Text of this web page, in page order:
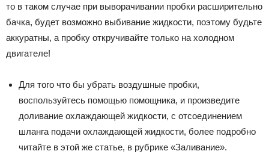
то в таком случае при выворачивании пробки расширительно
бачка, будет возможно выбивание жидкости, поэтому будьте
аккуратны, а пробку откручивайте только на холодном
двигателе!
Для того что бы убрать воздушные пробки,
воспользуйтесь помощью помощника, и произведите
доливание охлаждающей жидкости, с отсоединением
шланга подачи охлаждающей жидкости, более подробно
читайте в этой же статье, в рубрике «Заливание».